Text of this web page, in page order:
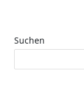
Suchen